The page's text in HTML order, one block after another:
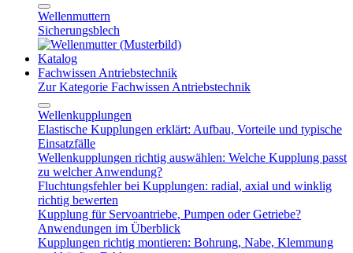
Wellenmuttern
Sicherungsblech
Katalog
Fachwissen Antriebstechnik
Zur Kategorie Fachwissen Antriebstechnik
Wellenkupplungen
Elastische Kupplungen erklärt: Aufbau, Vorteile und typische
Einsatzfälle
Wellenkupplungen richtig auswählen: Welche Kupplung passt
zu welcher Anwendung?
Fluchtungsfehler bei Kupplungen: radial, axial und winklig
richtig bewerten
Kupplung für Servoantriebe, Pumpen oder Getriebe?
Anwendungen im Überblick
Kupplungen richtig montieren: Bohrung, Nabe, Klemmung